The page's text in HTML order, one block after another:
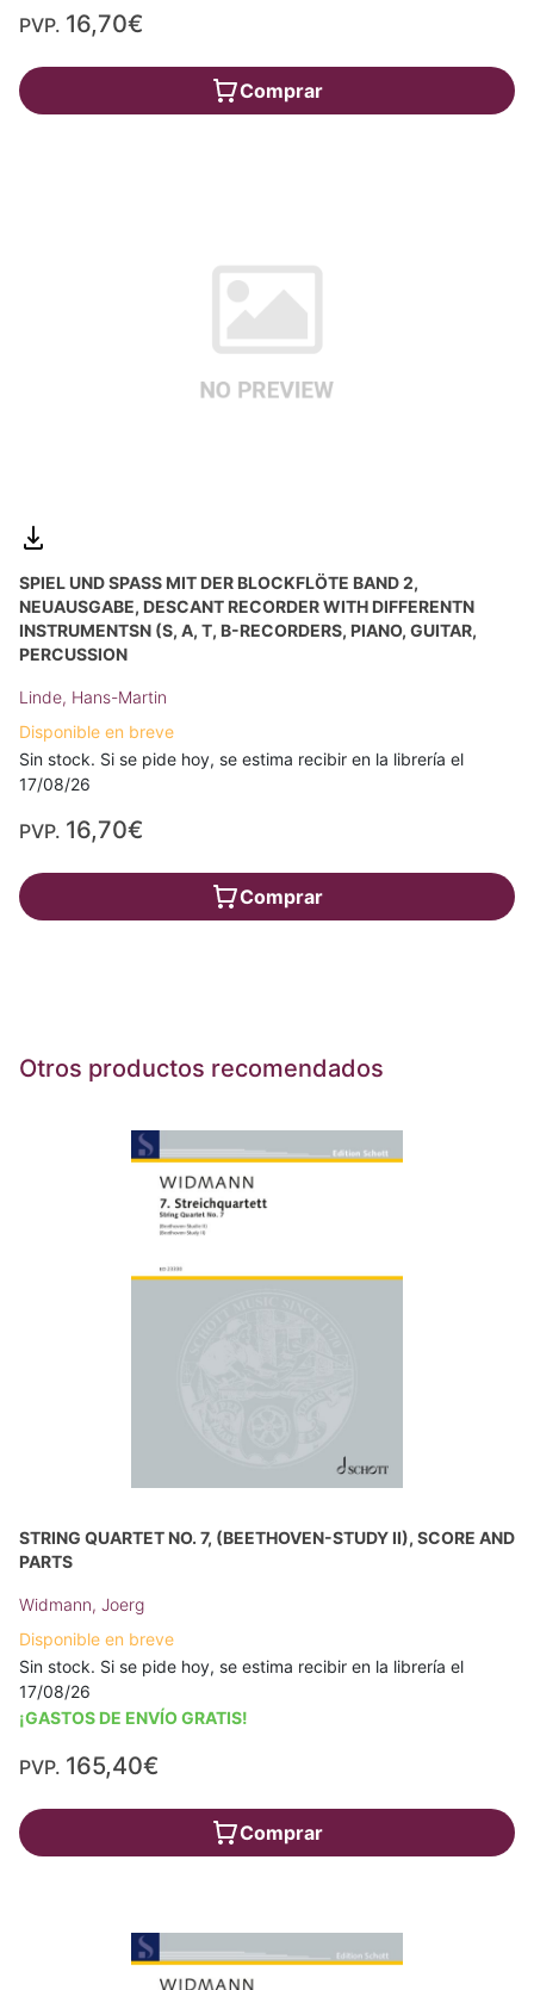
PVP. 16,70€
Comprar
SPIEL UND SPASS MIT DER BLOCKFLÖTE BAND 2, N
EUAUSGABE, DESCANT RECORDER WITH DIFFERENTN I
NSTRUMENTSN (S, A, T, B-RECORDERS, PIANO, GUITAR, P
ERCUSSION
Linde, Hans-Martin
Disponible en breve
Sin stock. Si se pide hoy, se estima recibir en la librería el
17/08/26
PVP. 16,70€
Comprar
Otros productos recomendados
STRING QUARTET NO. 7, (BEETHOVEN-STUDY II), SCORE AND
PARTS
Widmann, Joerg
Disponible en breve
Sin stock. Si se pide hoy, se estima recibir en la librería el
17/08/26
¡GASTOS DE ENVÍO GRATIS!
PVP. 165,40€
Comprar